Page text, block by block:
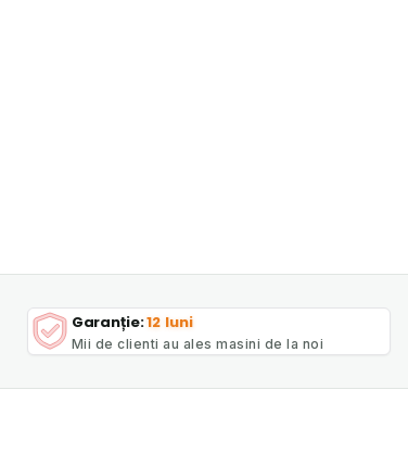
Garanție:12 luni
Mii de clienti au ales masini de la noi